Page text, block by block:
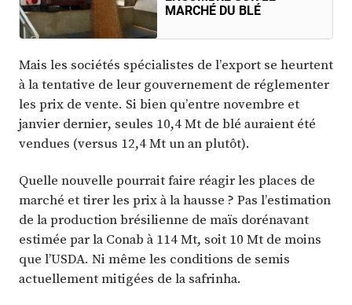
MARCHÉ DU BLÉ
Mais les sociétés spécialistes de l’export se heurtent
à la tentative de leur gouvernement de réglementer
les prix de vente. Si bien qu’entre novembre et
janvier dernier, seules 10,4 Mt de blé auraient été
vendues (versus 12,4 Mt un an plutôt).
Quelle nouvelle pourrait faire réagir les places de
marché et tirer les prix à la hausse ? Pas l’estimation
de la production brésilienne de maïs dorénavant
estimée par la Conab à 114 Mt, soit 10 Mt de moins
que l’USDA. Ni même les conditions de semis
actuellement mitigées de la safrinha.